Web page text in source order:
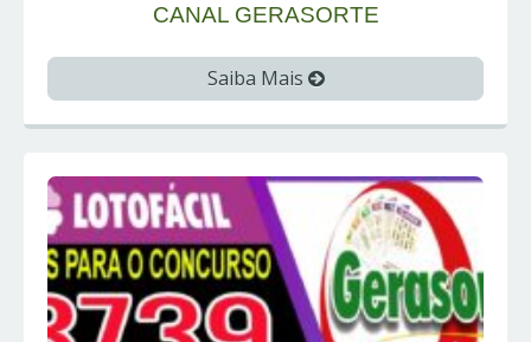
CANAL GERASORTE
Saiba Mais